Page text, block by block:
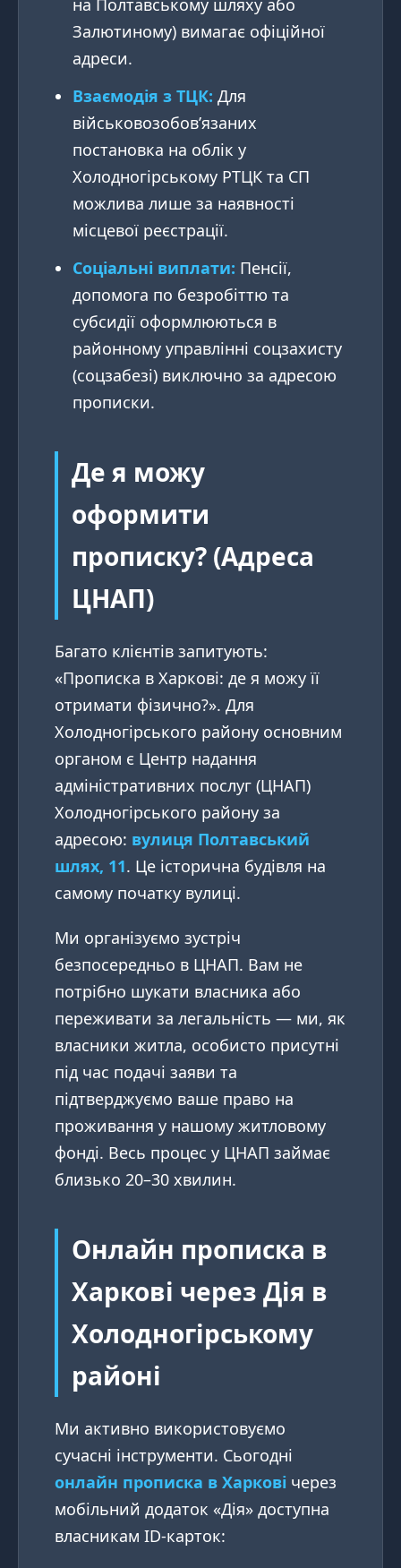
на Полтавському шляху або
Залютиному) вимагає офіційної
адреси.
Взаємодія з ТЦК: Для
військовозобов’язаних
постановка на облік у
Холодногірському РТЦК та СП
можлива лише за наявності
місцевої реєстрації.
Соціальні виплати: Пенсії,
допомога по безробіттю та
субсидії оформлюються в
районному управлінні соцзахисту
(соцзабезі) виключно за адресою
прописки.
Де я можу
оформити
прописку? (Адреса
ЦНАП)
Багато клієнтів запитують:
«Прописка в Харкові: де я можу її
отримати фізично?». Для
Холодногірського району основним
органом є Центр надання
адміністративних послуг (ЦНАП)
Холодногірського району за
адресою: вулиця Полтавський
шлях, 11. Це історична будівля на
самому початку вулиці.
Ми організуємо зустріч
безпосередньо в ЦНАП. Вам не
потрібно шукати власника або
переживати за легальність — ми, як
власники житла, особисто присутні
під час подачі заяви та
підтверджуємо ваше право на
проживання у нашому житловому
фонді. Весь процес у ЦНАП займає
близько 20–30 хвилин.
Онлайн прописка в
Харкові через Дія в
Холодногірському
районі
Ми активно використовуємо
сучасні інструменти. Сьогодні
онлайн прописка в Харкові через
мобільний додаток «Дія» доступна
власникам ID-карток: